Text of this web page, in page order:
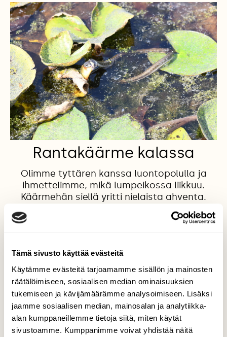
Tämä sivusto käyttää evästeitä
Käytämme evästeitä tarjoamamme sisällön ja mainosten
räätälöimiseen, sosiaalisen median ominaisuuksien
tukemiseen ja kävijämäärämme analysoimiseen. Lisäksi
jaamme sosiaalisen median, mainosalan ja analytiikka-
alan kumppaneillemme tietoja siitä, miten käytät
sivustoamme. Kumppanimme voivat yhdistää näitä
Rantakäärme kalassa
Olimme tyttären kanssa luontopolulla ja
ihmettelimme, mikä lumpeikossa liikkuu.
Käärmehän siellä yritti nielaista ahventa.
Kauan kesti ja käärme piiloutui ennen
Kilpailun etusivulle